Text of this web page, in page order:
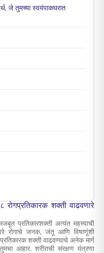
जे तुमच्या स्वयंपाकघरात
रोगप्रतिकारक शक्ती वाढवणारे
प्रतिकारशक्ती अत्यंत महत्त्वाची
रोगाचे जनक, जंतू आणि विषाणूंशी
शक्ती वाढवण्याचे अनेक मार्ग
आहार. शरीराची संरक्षण यंत्रणा